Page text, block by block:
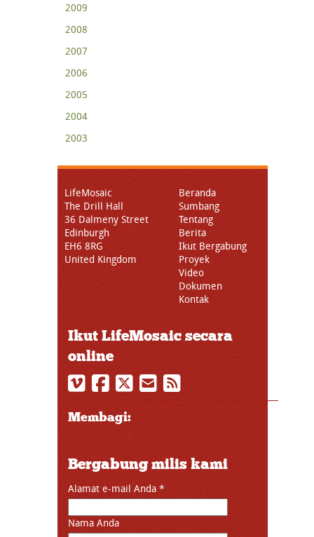
2009
2008
2007
2006
2005
2004
2003
LifeMosaic
The Drill Hall
36 Dalmeny Street
Edinburgh
EH6 8RG
United Kingdom
Beranda
Sumbang
Tentang
Berita
Ikut Bergabung
Proyek
Video
Dokumen
Kontak
Ikut LifeMosaic secara
online
Membagi:
Bergabung milis kami
Alamat e-mail Anda *
Nama Anda